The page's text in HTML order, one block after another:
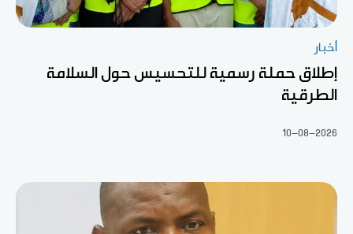
أخبار
إطلاق حملة رسمية للتحسيس حول السلامة
الطرقية
10-08-2026